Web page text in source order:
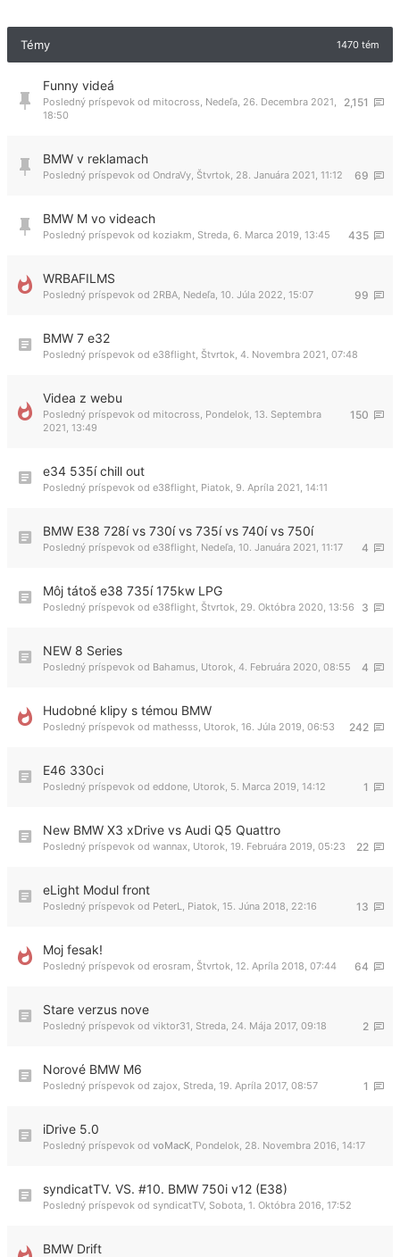
Témy 1470 tém
Funny videá
2,151
Posledný príspevok od mitocross Nedeľa, 26. Decembra 2021,
18:50
BMW v reklamach
69
Posledný príspevok od OndraVy Štvrtok, 28. Januára 2021, 11:12
BMW M vo videach
435
Posledný príspevok od koziakm Streda, 6. Marca 2019, 13:45
WRBAFILMS
99
Posledný príspevok od 2RBA Nedeľa, 10. Júla 2022, 15:07
BMW 7 e32
Posledný príspevok od e38flight Štvrtok, 4. Novembra 2021, 07:48
Videa z webu
150
Posledný príspevok od mitocross Pondelok, 13. Septembra
2021, 13:49
e34 535í chill out
Posledný príspevok od e38flight Piatok, 9. Apríla 2021, 14:11
BMW E38 728í vs 730í vs 735í vs 740í vs 750í
4
Posledný príspevok od e38flight Nedeľa, 10. Januára 2021, 11:17
Môj tátoš e38 735í 175kw LPG
3
Posledný príspevok od e38flight Štvrtok, 29. Októbra 2020, 13:56
NEW 8 Series
4
Posledný príspevok od Bahamus Utorok, 4. Februára 2020, 08:55
Hudobné klipy s témou BMW
242
Posledný príspevok od mathesss Utorok, 16. Júla 2019, 06:53
E46 330ci
1
Posledný príspevok od eddone Utorok, 5. Marca 2019, 14:12
New BMW X3 xDrive vs Audi Q5 Quattro
22
Posledný príspevok od wannax Utorok, 19. Februára 2019, 05:23
eLight Modul front
13
Posledný príspevok od PeterL Piatok, 15. Júna 2018, 22:16
Moj fesak!
64
Posledný príspevok od erosram Štvrtok, 12. Apríla 2018, 07:44
Stare verzus nove
2
Posledný príspevok od viktor31 Streda, 24. Mája 2017, 09:18
Norové BMW M6
1
Posledný príspevok od zajox Streda, 19. Apríla 2017, 08:57
iDrive 5.0
Posledný príspevok od voMacK Pondelok, 28. Novembra 2016, 14:17
syndicatTV. VS. #10. BMW 750i v12 (E38)
Posledný príspevok od syndicatTV, Sobota, 1. Októbra 2016, 17:52
BMW Drift